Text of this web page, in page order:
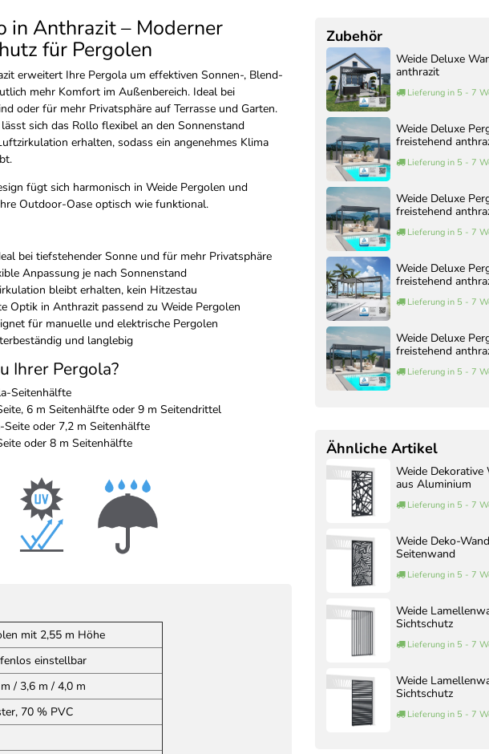
in Anthrazit – Moderner
für Pergolen
erweitert Ihre Pergola um effektiven Sonnen-, Blend-
mehr Komfort im Außenbereich. Ideal bei
oder für mehr Privatsphäre auf Terrasse und Garten.
sich das Rollo flexibel an den Sonnenstand
erhalten, sodass ein angenehmes Klima
fügt sich harmonisch in Weide Pergolen und
Outdoor-Oase optisch wie funktional.
bei tiefstehender Sonne und für mehr Privatsphäre
Anpassung je nach Sonnenstand
bleibt erhalten, kein Hitzestau
Optik in Anthrazit passend zu Weide Pergolen
für manuelle und elektrische Pergolen
und langlebig
Ihrer Pergola?
Seitenhälfte
6 m Seitenhälfte oder 9 m Seitendrittel
oder 7,2 m Seitenhälfte
oder 8 m Seitenhälfte
mit 2,55 m Höhe
einstellbar
/ 3,6 m / 4,0 m
70 % PVC
Zubehör
Weide Deluxe
anthrazit
Lieferung in 5 - 7
Weide Deluxe
freistehend
Lieferung in 5 - 7
Weide Deluxe
freistehend
Lieferung in 5 - 7
Weide Deluxe
freistehend
Lieferung in 5 - 7
Weide Deluxe
freistehend
Lieferung in 5 - 7
Ähnliche Artikel
Weide
aus Aluminium
Lieferung in 5 - 7
Weide Deko-
Seitenwand
Lieferung in 5 - 7
Weide
Sichtschutz
Lieferung in 5 - 7
Weide
Sichtschutz
Lieferung in 5 - 7